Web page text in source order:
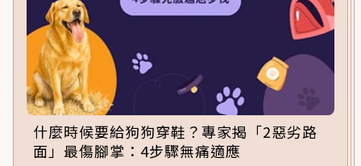
什麼時候要給狗狗穿鞋？專家揭「2惡劣路
面」最傷腳掌：4步驟無痛適應